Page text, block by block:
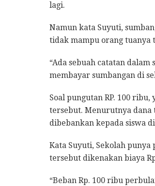
lagi.
Namun kata Suyuti,
tidak mampu orang tuanya
“Ada sebuah catatan
membayar sumbangan di
Soal pungutan RP. 100
tersebut. Menurutnya dana
dibebankan kepada siswa
Kata Suyuti, Sekolah
tersebut dikenakan biaya
“Beban Rp. 100 ribu